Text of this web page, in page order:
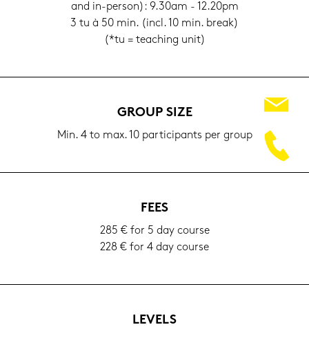
and in-​person): 9.30am - 12.20pm
3 tu à 50 min. (incl. 10 min. break)
(*tu = tea­ching unit)
GROUP SIZE
Min. 4 to max. 10 par­ti­ci­pants per group
FEES
285 € for 5 day cour­se
228 € for 4 day cour­se
LE­VELS